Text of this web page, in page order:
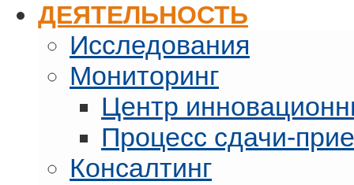
ДЕЯТЕЛЬНОСТЬ
Исследования
Мониторинг
Центр
Процесс сдачи-
Консалтинг